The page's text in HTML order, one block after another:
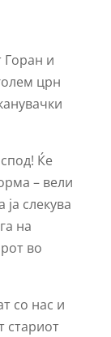
Горан и
црн
Ќе
– вели
слекува
на
во
со нас и
стариот